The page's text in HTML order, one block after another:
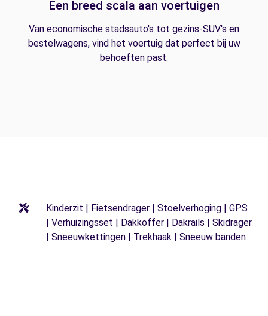
Een breed scala aan voertuigen
Van economische stadsauto's tot gezins-SUV's en
bestelwagens, vind het voertuig dat perfect bij uw
behoeften past.
Kinderzit | Fietsendrager | Stoelverhoging | GPS
| Verhuizingsset | Dakkoffer | Dakrails | Skidrager
| Sneeuwkettingen | Trekhaak | Sneeuw banden